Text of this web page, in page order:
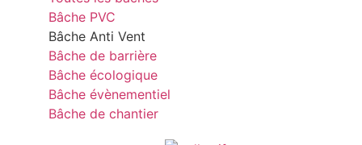
Bâche PVC
Bâche Anti Vent
Bâche de barrière
Bâche écologique
Bâche évènementiel
Bâche de chantier